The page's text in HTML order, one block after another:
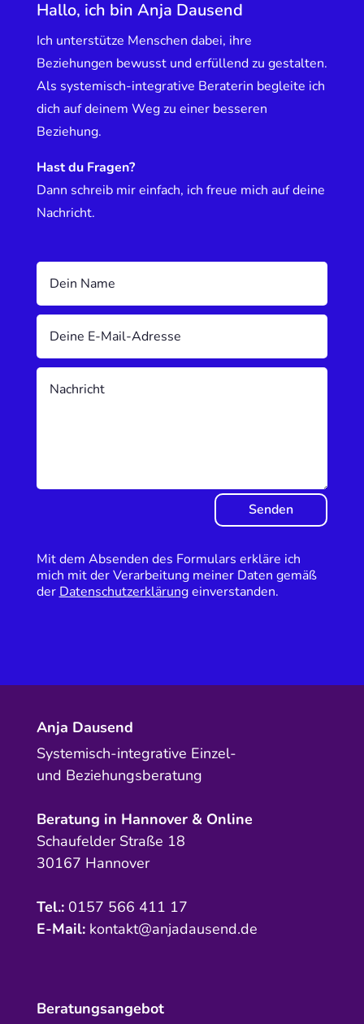
Hallo, ich bin Anja Dausend
Ich unterstütze Menschen dabei, ihre
Beziehungen bewusst und erfüllend zu gestalten.
Als systemisch-integrative Beraterin begleite ich
dich auf deinem Weg zu einer besseren
Beziehung.
Hast du Fragen?
Dann schreib mir einfach, ich freue mich auf deine
Nachricht.
Senden
Mit dem Absenden des Formulars erkläre ich
mich mit der Verarbeitung meiner Daten gemäß
der Datenschutzerklärungeinverstanden.
Anja Dausend
Systemisch-integrative Einzel-
und Beziehungsberatung
Beratung in Hannover & Online
Schaufelder Straße 18
30167 Hannover
Tel.:0157 566 411 17
E-Mail:kontakt@anjadausend.de
Beratungsangebot